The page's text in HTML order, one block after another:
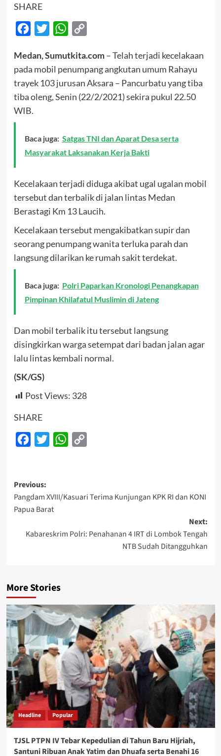
SHARE
Facebook
Twitter WhatsApp
Medan, Sumutkita.com– Telah terjadi kecelakaan
pada mobil penumpang angkutan umum Rahayu
trayek 103 jurusan Aksara – Pancurbatu yang tiba
tiba oleng, Senin (22/2/2021) sekira pukul 22.50
WIB.
Baca juga: Satgas TNI dan Aparat Desa serta
Masyarakat Laksanakan Kerja Bakti
Kecelakaan terjadi diduga akibat ugal ugalan mobil
tersebut dan terbalik di jalan lintas Medan
Berastagi Km 13 Laucih.
Kecelakaan tersebut mengakibatkan supir dan
seorang penumpang wanita terluka parah dan
langsung dilarikan ke rumah sakit terdekat.
Baca juga: Polri Paparkan Kronologi Penangkapan
Pimpinan Khilafatul Muslimin di Jateng
Dan mobil terbalik itu tersebut langsung
disingkirkan warga setempat dari badan jalan agar
lalu lintas kembali normal.
(SK/GS)
Post Views: 328
SHARE
Facebook
Twitter WhatsApp
Post
navigation
Previous:
Pangdam XVIII/Kasuari Terima Kunjungan KPK RI dan KONI
Papua Barat
Next:
Kabareskrim Polri: Penahanan 4 IRT di Lombok Tengah
NTB Sudah Ditangguhkan
More Stories
Headline Popular
TJSL PTPN IV Tebar Kepedulian di Tahun Baru Hijriah,
Santuni Ribuan Anak Yatim dan Dhuafa serta Benahi 16